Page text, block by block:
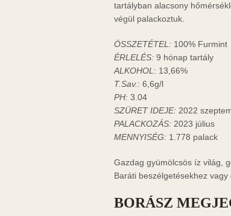
tartályban alacsony
végül palackoztuk.
ÖSSZETÉTEL: 100% Furmint
ÉRLELÉS: 9 hónap tartály
ALKOHOL: 13,66%
T.Sav.: 6,6g/l
PH: 3.04
SZÜRET IDEJE: 2022
PALACKOZÁS: 2023 július
MENNYISÉG: 1.778 palack
Gazdag gyümölcsös íz világ,
Baráti beszélgetésekhez
BORÁSZ